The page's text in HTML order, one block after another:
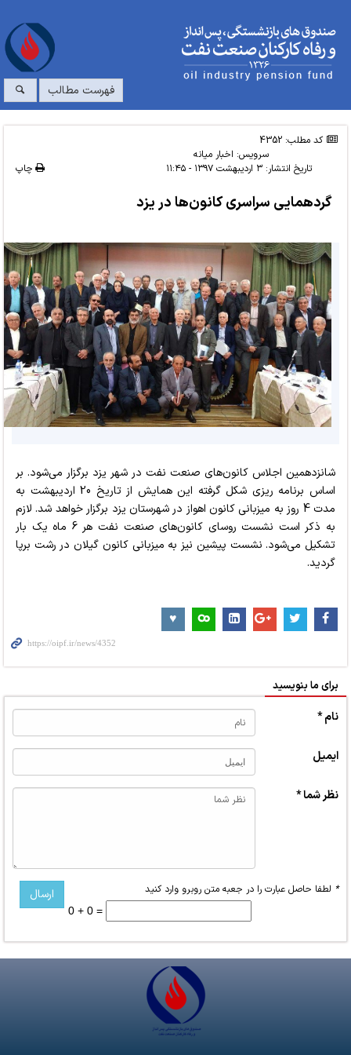
فهرست مطالب
کد مطلب: 4352
سرویس: اخبار میانه
تاریخ انتشار: ۳ اردیبهشت ۱۳۹۷ - ۱۱:۴۵ چاپ
گردهمایی سراسری کانون‌ها در یزد
شانزدهمین اجلاس کانون‌های صنعت نفت در شهر یزد برگزار می‌شود. بر
اساس برنامه ریزی شکل گرفته این همایش از تاریخ 20 اردیبهشت به
مدت 4 روز به میزبانی کانون اهواز در شهرستان یزد برگزار خواهد شد. لازم
به ذکر است نشست روسای کانون‌های صنعت نفت هر 6 ماه یک بار
تشکیل می‌شود. نشست پیشین نیز به میزبانی کانون گیلان در رشت برپا
گردید.
برای ما بنویسید
نام *
ایمیل
نظر شما *
* لطفا حاصل عبارت را در جعبه متن روبرو وارد کنید
0 + 0 =